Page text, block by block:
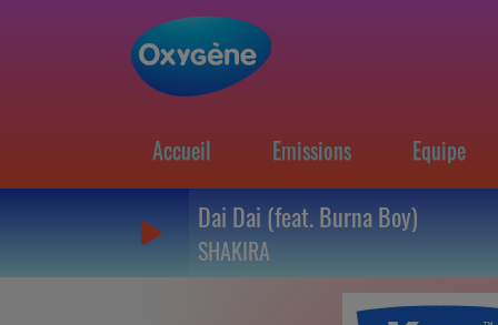
Accueil Emissions Equipe
Dai Dai (feat. Burna Boy)
SHAKIRA